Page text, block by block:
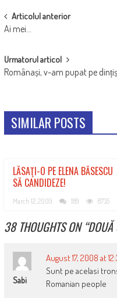
POST
NAVIGATION
Articolul anterior
Ai mei…
Urmatorul articol
Românași, v-am pupat pe
SIMILAR POSTS
LĂSAŢI-O PE ELENA BĂSESCU
SĂ CANDIDEZE!
March 12, 2009 189 8735
38 THOUGHTS ON “DOUĂ
Sabi
August 17, 2008 at
Sunt pe acelasi
Romanian people